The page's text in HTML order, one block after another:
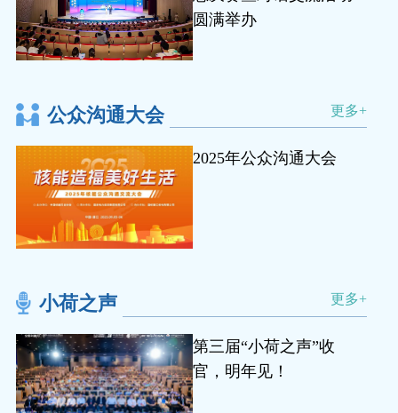
圆满举办
公众沟通大会 更多+
2025年公众沟通大会
小荷之声 更多+
第三届“小荷之声”收
官，明年见！